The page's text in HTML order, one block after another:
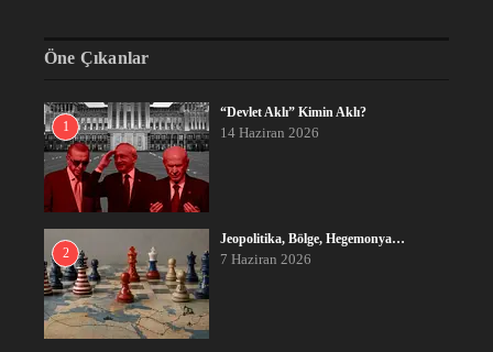
Öne Çıkanlar
1
“Devlet Aklı” Kimin Aklı?
14 Haziran 2026
2
Jeopolitika, Bölge, Hegemonya…
7 Haziran 2026